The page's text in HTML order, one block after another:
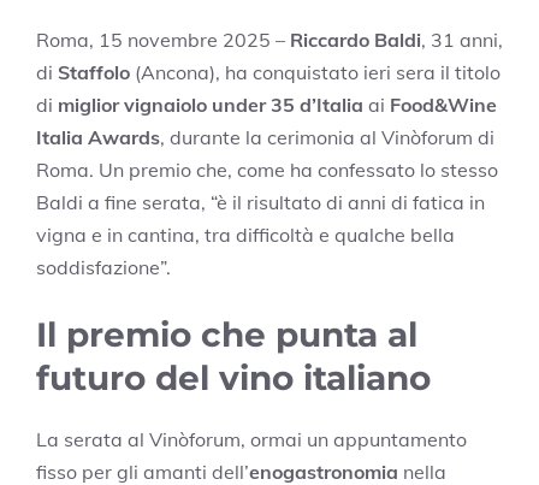
Roma, 15 novembre 2025 – Riccardo Baldi, 31 anni,
di Staffolo (Ancona), ha conquistato ieri sera il titolo
di miglior vignaiolo under 35 d’Italia ai Food&Wine
Italia Awards, durante la cerimonia al Vinòforum di
Roma. Un premio che, come ha confessato lo stesso
Baldi a fine serata, “è il risultato di anni di fatica in
vigna e in cantina, tra difficoltà e qualche bella
soddisfazione”.
Il premio che punta al
futuro del vino italiano
La serata al Vinòforum, ormai un appuntamento
fisso per gli amanti dell’enogastronomia nella